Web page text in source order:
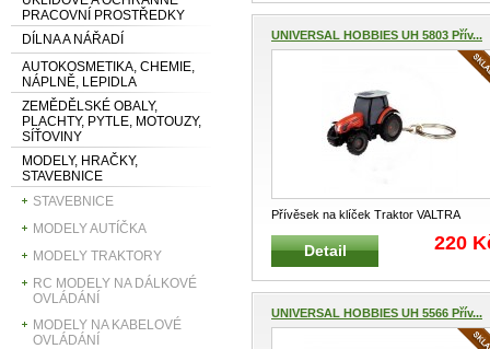
PRACOVNÍ PROSTŘEDKY
DÍLNA A NÁŘADÍ
AUTOKOSMETIKA, CHEMIE,
NÁPLNĚ, LEPIDLA
ZEMĚDĚLSKÉ OBALY,
PLACHTY, PYTLE, MOTOUZY,
SÍŤOVINY
MODELY, HRAČKY,
STAVEBNICE
STAVEBNICE
MODELY AUTÍČKA
MODELY TRAKTORY
RC MODELY NA DÁLKOVÉ
OVLÁDÁNÍ
MODELY NA KABELOVÉ
OVLÁDÁNÍ
UNIVERSAL HOBBIES UH 5803 Přív...
Přívěsek na klíček Traktor VALTRA
VIRTUS 120 UNIVERSAL HOBBIES
UH5803...
Detail 220
UNIVERSAL HOBBIES UH 5566 Přív...